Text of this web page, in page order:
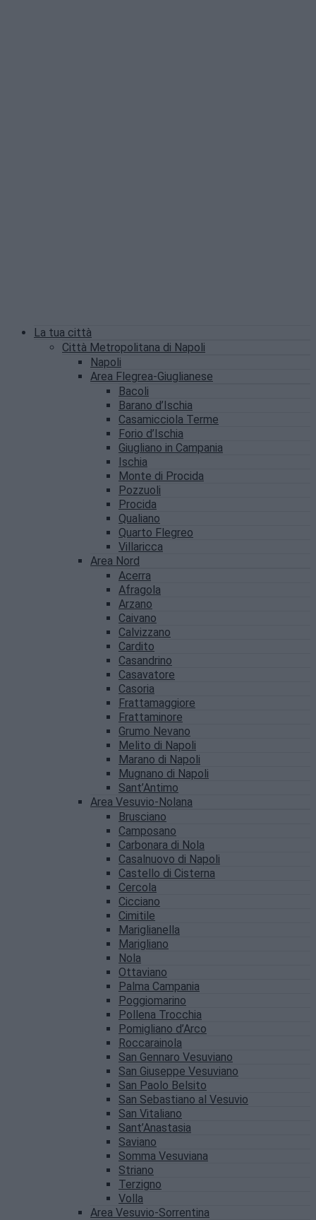
La tua città
Città Metropolitana di Napoli
Napoli
Area Flegrea-Giuglianese
Bacoli
Barano d’Ischia
Casamicciola Terme
Forio d’Ischia
Giugliano in Campania
Ischia
Monte di Procida
Pozzuoli
Procida
Qualiano
Quarto Flegreo
Villaricca
Area Nord
Acerra
Afragola
Arzano
Caivano
Calvizzano
Cardito
Casandrino
Casavatore
Casoria
Frattamaggiore
Frattaminore
Grumo Nevano
Melito di Napoli
Marano di Napoli
Mugnano di Napoli
Sant’Antimo
Area Vesuvio-Nolana
Brusciano
Camposano
Carbonara di Nola
Casalnuovo di Napoli
Castello di Cisterna
Cercola
Cicciano
Cimitile
Mariglianella
Marigliano
Nola
Ottaviano
Palma Campania
Poggiomarino
Pollena Trocchia
Pomigliano d’Arco
Roccarainola
San Gennaro Vesuviano
San Giuseppe Vesuviano
San Paolo Belsito
San Sebastiano al Vesuvio
San Vitaliano
Sant’Anastasia
Saviano
Somma Vesuviana
Striano
Terzigno
Volla
Area Vesuvio-Sorrentina